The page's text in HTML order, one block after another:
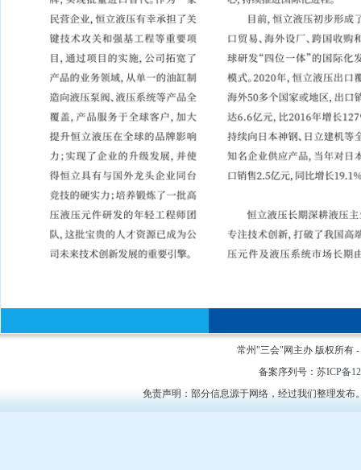
常州"三会"网主办 版权所有 -
备案序列号： 苏ICP备
免责声明：部分信息源于网络，经过我们整理发